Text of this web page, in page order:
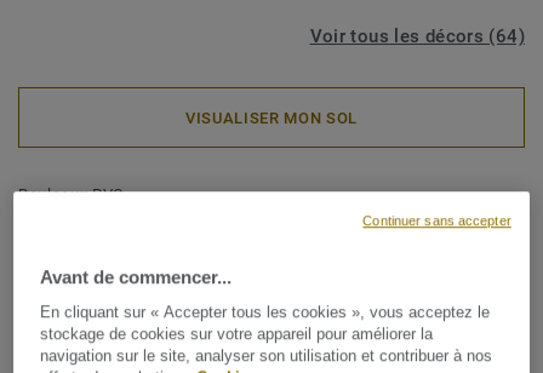
Voir tous les décors (64)
VISUALISER MON SOL
Rouleaux PVC
ICONIK ResisTex - Nordic Oak
DARK NATURAL
La collection de revêtements de sol en vinyle ICONIK
ResisTex pour le logement est la solution idéale pour une
Avant de commencer...
En cliquant sur « Accepter tous les cookies », vous acceptez le
stockage de cookies sur votre appareil pour améliorer la
navigation sur le site, analyser son utilisation et contribuer à nos
Continuer sans accepter